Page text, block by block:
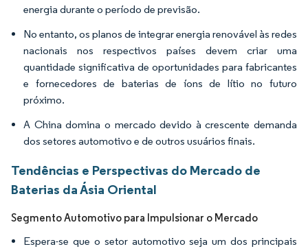
energia durante o período de previsão.
No entanto, os planos de integrar energia renovável às redes
nacionais nos respectivos países devem criar uma
quantidade significativa de oportunidades para fabricantes
e fornecedores de baterias de íons de lítio no futuro
próximo.
A China domina o mercado devido à crescente demanda
dos setores automotivo e de outros usuários finais.
Tendências e Perspectivas do Mercado de
Baterias da Ásia Oriental
Segmento Automotivo para Impulsionar o Mercado
Espera-se que o setor automotivo seja um dos principais